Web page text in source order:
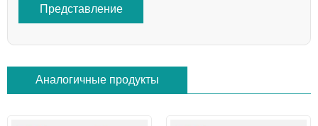
Представление
Аналогичные продукты